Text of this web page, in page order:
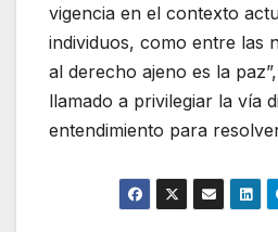
vigencia en el contexto
individuos, como entre las
al derecho ajeno es la
llamado a privilegiar la vía
entendimiento para